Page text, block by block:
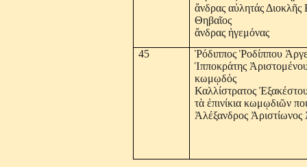
ἄνδρας αὐλητάς
Θηβαῖος
ἄνδρας ἡγεμόνας
45
Ῥόδιππος Ῥοδίππου
Ἱπποκράτης
κωμῳδός
Καλλίστρατος
τὰ ἐπινίκια κωμῳδιῶν
Ἀλέξανδρος Ἀριστίωνος